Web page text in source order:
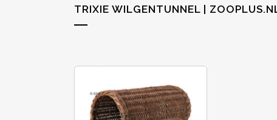
TRIXIE WILGENTUNNEL |